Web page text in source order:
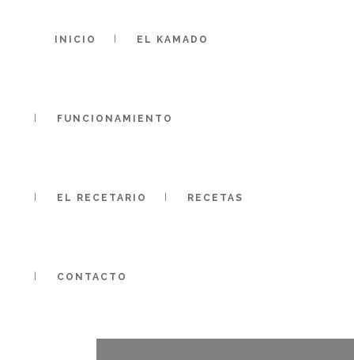
INICIO EL KAMADO
FUNCIONAMIENTO
EL RECETARIO RECETAS
CONTACTO